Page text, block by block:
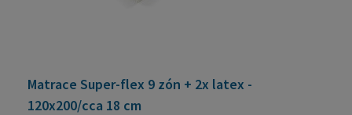
Matrace Super-flex 9 zón + 2x latex -
120x200/cca 18 cm